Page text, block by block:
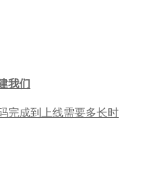
我们
完成到上线需要多长时